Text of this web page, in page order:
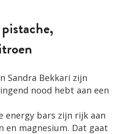
Sandra Bekkari zijn
nood hebt aan een
energy bars zijn rijk aan
en magnesium. Dat gaat